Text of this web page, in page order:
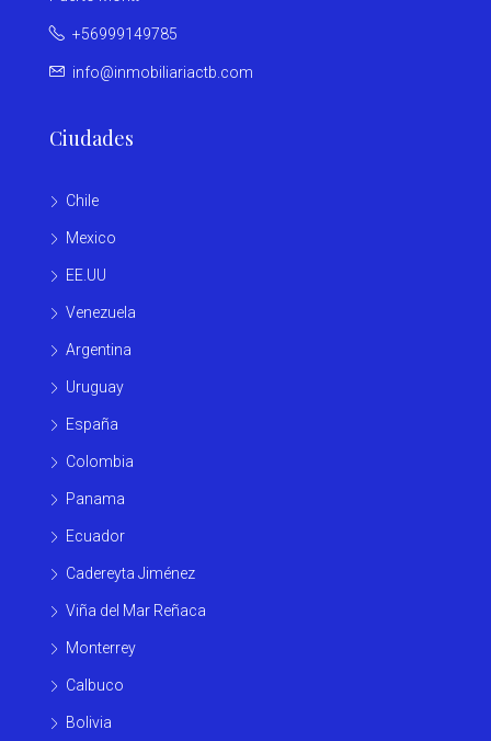
+56999149785
info@inmobiliariactb.com
Ciudades
Chile
Mexico
EE.UU
Venezuela
Argentina
Uruguay
España
Colombia
Panama
Ecuador
Cadereyta Jiménez
Viña del Mar Reñaca
Monterrey
Calbuco
Bolivia